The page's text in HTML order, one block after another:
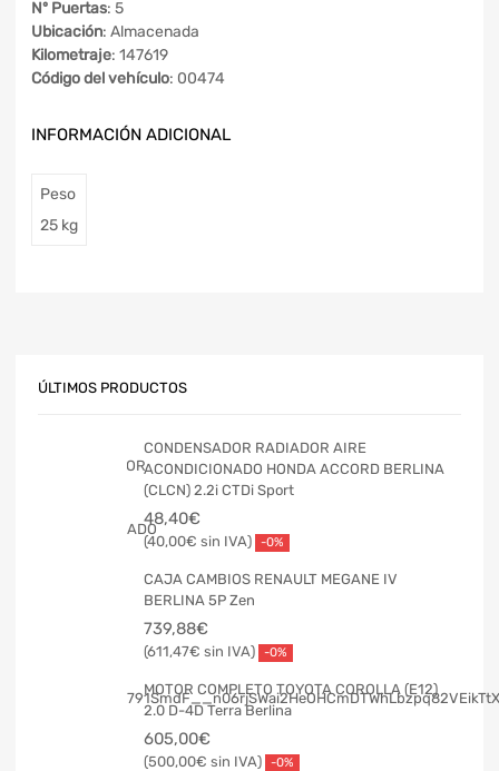
Nº Puertas: 5
Ubicación: Almacenada
Kilometraje: 147619
Código del vehículo: 00474
INFORMACIÓN ADICIONAL
Peso
25 kg
ÚLTIMOS PRODUCTOS
CONDENSADOR RADIADOR AIRE
ACONDICIONADO HONDA ACCORD BERLINA
(CLCN) 2.2i CTDi Sport
48,40€
40,00€ -0%
CAJA CAMBIOS RENAULT MEGANE IV
BERLINA 5P Zen
739,88€
611,47€ -0%
MOTOR COMPLETO TOYOTA COROLLA (E12)
2.0 D-4D Terra Berlina
605,00€
500,00€ -0%